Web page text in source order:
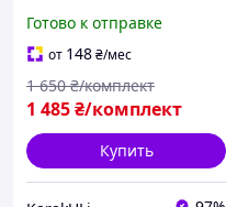
с чехлом и сменными
наконечниками 10028
Готово к отправке
от 148₴/мес
1 485₴/комплект
1 650 ₴/комплект
Купить